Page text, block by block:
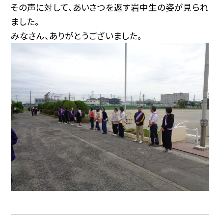
その声に対して、あいさつを返す岩中生の姿が見られ
ました。
みなさん、ありがとうございました。